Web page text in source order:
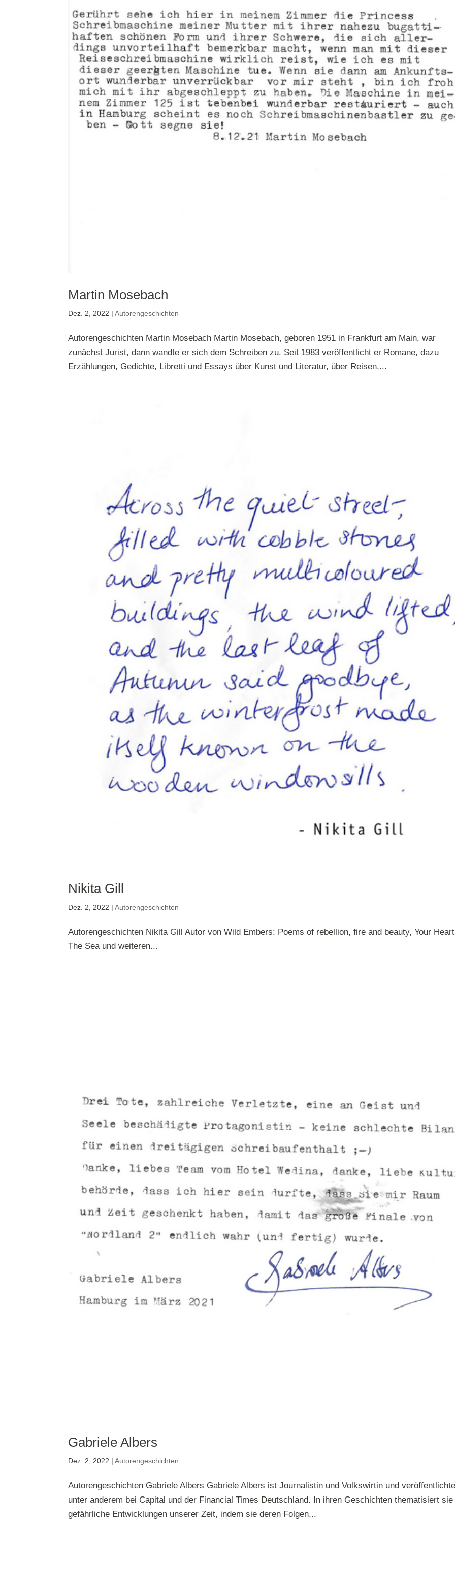
Martin Mosebach
Dez. 2, 2022 |Autorengeschichten
Autorengeschichten Martin Mosebach Martin Mosebach, geboren 1951 in Frankfurt am Main, war
zunächst Jurist, dann wandte er sich dem Schreiben zu. Seit 1983 veröffentlicht er Romane, dazu
Erzählungen, Gedichte, Libretti und Essays über Kunst und Literatur, über Reisen,...
Nikita Gill
Dez. 2, 2022 |Autorengeschichten
Autorengeschichten Nikita Gill Autor von Wild Embers: Poems of rebellion, fire and beauty, Your
The Sea und weiteren...
Gabriele Albers
Dez. 2, 2022 |Autorengeschichten
Autorengeschichten Gabriele Albers Gabriele Albers ist Journalistin und Volkswirtin und
unter anderem bei Capital und der Financial Times Deutschland. In ihren Geschichten thematisiert sie
gefährliche Entwicklungen unserer Zeit, indem sie deren Folgen...